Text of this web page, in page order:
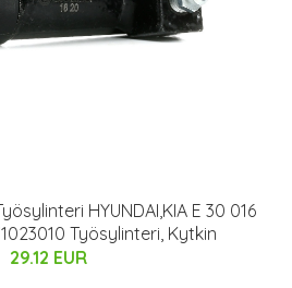
HYUNDAI,KIA E 30 016
Työsylinteri, Kytkin
29.12 EUR